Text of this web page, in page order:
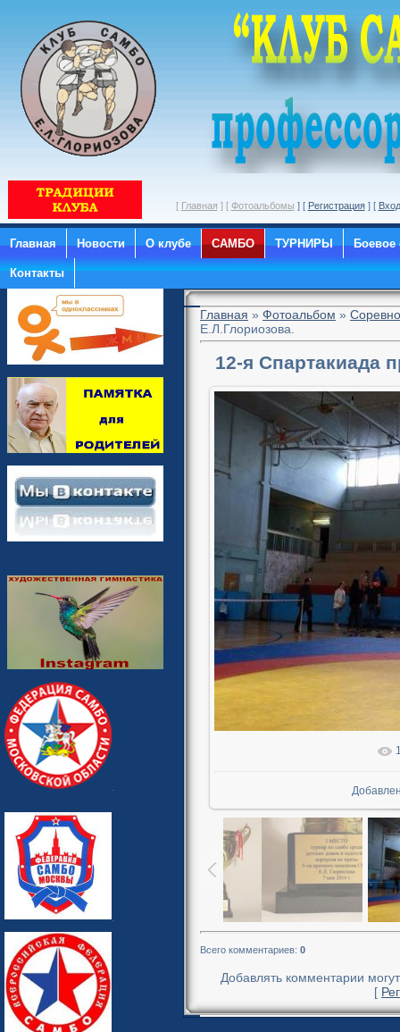
[ Главная ] [ Фотоальбомы ] [ Регистрация] [ Вход
Главная Новости О клубе САМБО ТУРНИРЫ Боевое
Контакты
Главная » Фотоальбом »
Е.Л.Глориозова.
12-я Спартакиада
В
Всего комментариев: 0
Добавлять комментарии
[